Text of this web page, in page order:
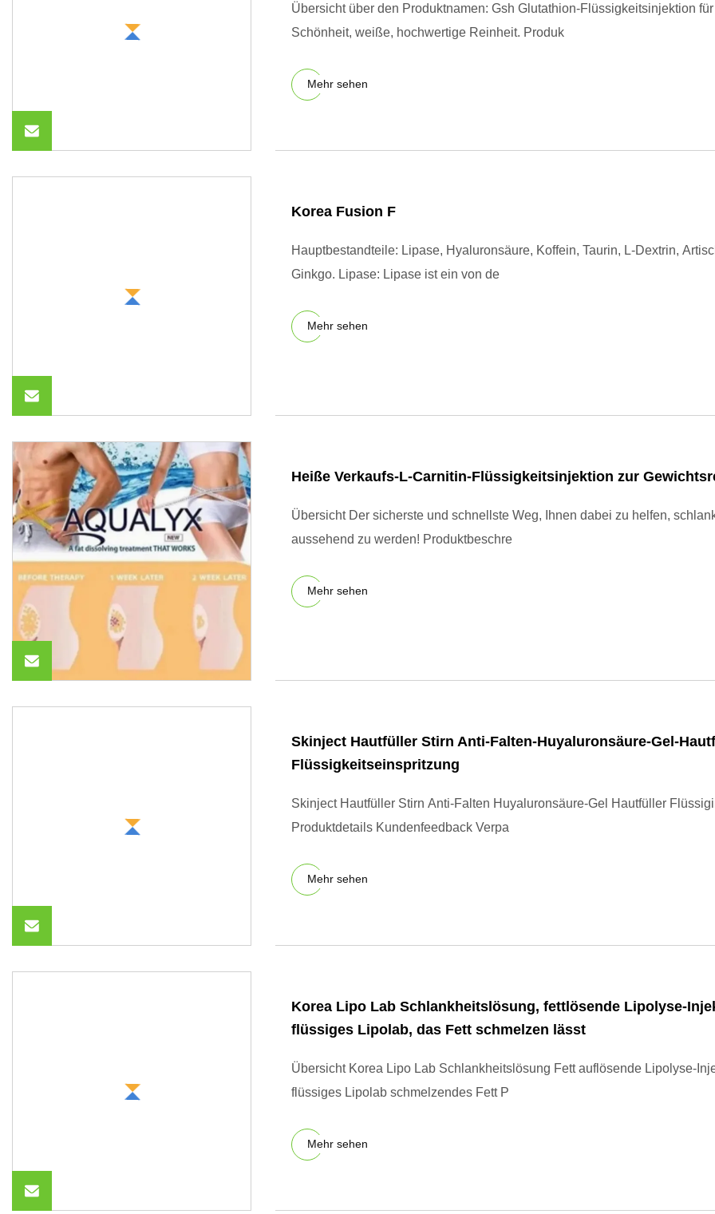
Übersicht über den Produktnamen: Gsh Glutathion-Flüssigkeitsinjektion für
Schönheit, weiße, hochwertige Reinheit. Produk
Mehr sehen
Korea Fusion F
Hauptbestandteile: Lipase, Hyaluronsäure, Koffein, Taurin, L-Dextrin,
Ginkgo. Lipase: Lipase ist ein von de
Mehr sehen
Heiße Verkaufs-L-Carnitin-Flüssigkeitsinjektion zur
Übersicht Der sicherste und schnellste Weg, Ihnen dabei zu helfen,
aussehend zu werden! Produktbeschre
Mehr sehen
Skinject Hautfüller Stirn Anti-Falten-Huyaluronsäure-Gel-
Flüssigkeitseinspritzung
Skinject Hautfüller Stirn Anti-Falten Huyaluronsäure-Gel Hautfüller
Produktdetails Kundenfeedback Verpa
Mehr sehen
Korea Lipo Lab Schlankheitslösung, fettlösende Lipolyse-
flüssiges Lipolab, das Fett schmelzen lässt
Übersicht Korea Lipo Lab Schlankheitslösung Fett auflösende Lipolyse-
flüssiges Lipolab schmelzendes Fett P
Mehr sehen